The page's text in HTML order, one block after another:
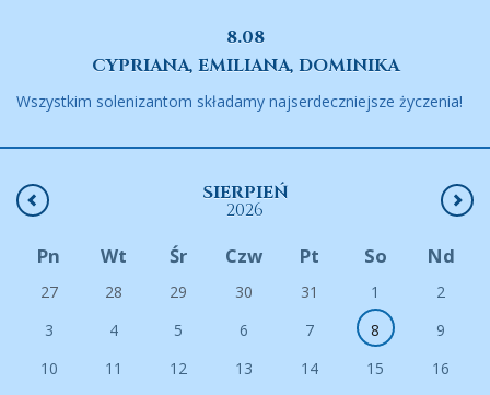
8.08
CYPRIANA, EMILIANA, DOMINIKA
Wszystkim solenizantom składamy najserdeczniejsze życzenia!
SIERPIEŃ
2026
Pn Wt Śr Czw Pt So Nd
27 28 29 30 31 1
2
3
4 5 6 7 8
9
10
11 12 13 14 15
16